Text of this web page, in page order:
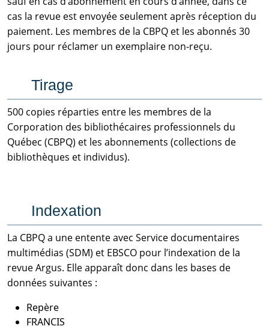
cas la revue est envoyée seulement après réception du
paiement. Les membres de la CBPQ et les abonnés 30
jours pour réclamer un exemplaire non-reçu.
Tirage
500 copies réparties entre les membres de la
Corporation des bibliothécaires professionnels du
Québec (CBPQ) et les abonnements (collections de
bibliothèques et individus).
Indexation
La CBPQ a une entente avec Service documentaires
multimédias (SDM) et EBSCO pour l’indexation de la
revue Argus. Elle apparaît donc dans les bases de
données suivantes :
Repère
FRANCIS